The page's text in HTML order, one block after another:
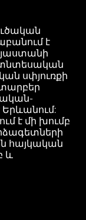
է
սփյուռքի
Երևանում:
է մի խումբ
հայկական
և